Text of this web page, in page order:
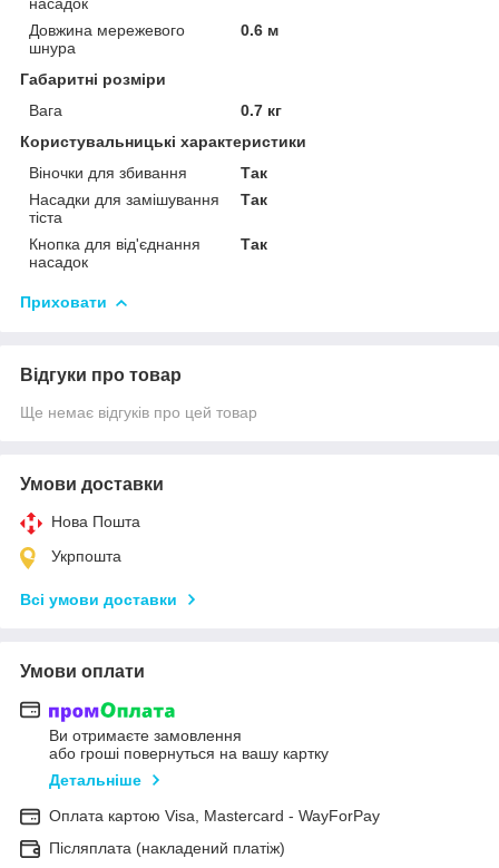
Довжина мережевого
шнура
0.6 м
Габаритні розміри
Вага
0.7 кг
Користувальницькі характеристики
Віночки для збивання
Так
Насадки для замішування
тіста
Так
Кнопка для від'єднання
насадок
Так
Приховати
Відгуки про товар
Ще немає відгуків про цей товар
Умови доставки
Нова Пошта
Укрпошта
Всі умови доставки
Умови оплати
Ви отримаєте замовлення
або гроші повернуться на вашу картку
Детальніше
Оплата картою Visa, Mastercard - WayForPay
Післяплата (накладений платіж)